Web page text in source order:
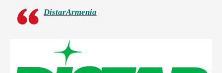
DistarArmenia